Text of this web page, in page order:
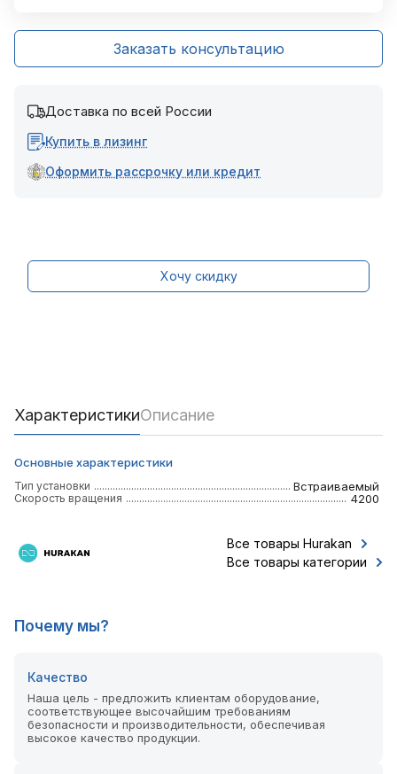
Заказать консультацию
Доставка по всей России
Купить в лизинг
Оформить рассрочку или кредит
Хочу скидку
ХарактеристикиОписание
Основные характеристики
Тип установки Встраиваемый
Скорость вращения 4200
Все товары Hurakan
Все товары категории
Почему мы?
Качество
Наша цель - предложить клиентам оборудование,
соответствующее высочайшим требованиям
безопасности и производительности, обеспечивая
высокое качество продукции.